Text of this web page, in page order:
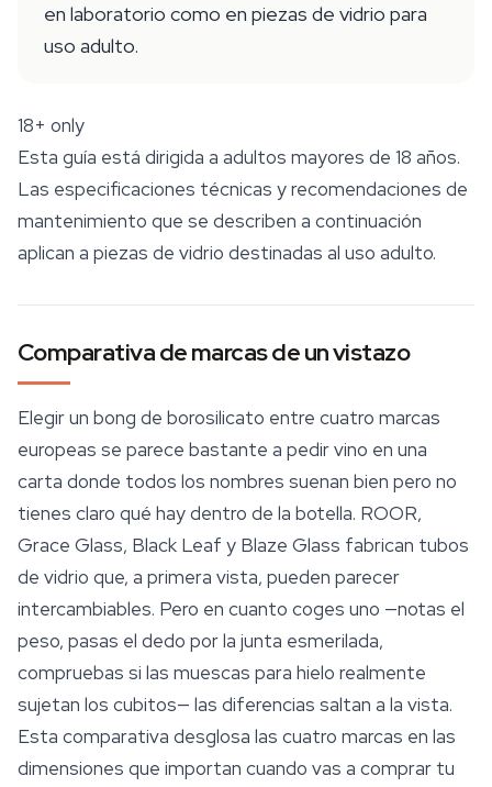
en laboratorio como en piezas de vidrio para
uso adulto.
18+ only
Esta guía está dirigida a adultos mayores de 18 años.
Las especificaciones técnicas y recomendaciones de
mantenimiento que se describen a continuación
aplican a piezas de vidrio destinadas al uso adulto.
Comparativa de marcas de un vistazo
Elegir un bong de borosilicato entre cuatro marcas
europeas se parece bastante a pedir vino en una
carta donde todos los nombres suenan bien pero no
tienes claro qué hay dentro de la botella. ROOR,
Grace Glass, Black Leaf y Blaze Glass fabrican tubos
de vidrio que, a primera vista, pueden parecer
intercambiables. Pero en cuanto coges uno —notas el
peso, pasas el dedo por la junta esmerilada,
compruebas si las muescas para hielo realmente
sujetan los cubitos— las diferencias saltan a la vista.
Esta comparativa desglosa las cuatro marcas en las
dimensiones que importan cuando vas a comprar tu